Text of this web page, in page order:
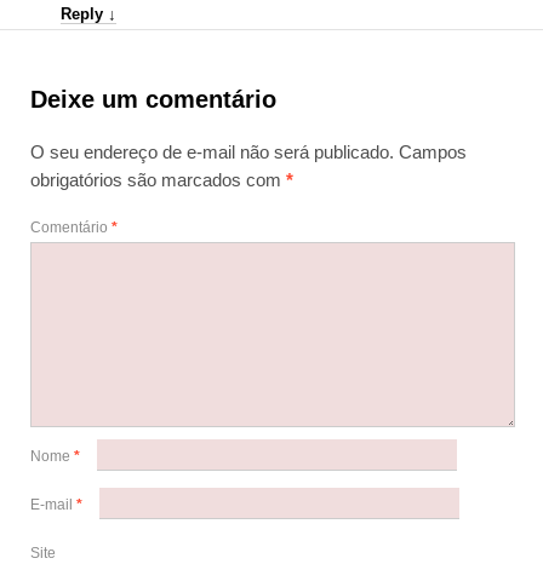
Reply ↓
Deixe um comentário
O seu endereço de e-mail não será publicado. Campos
obrigatórios são marcados com *
Comentário *
Nome *
E-mail *
Site